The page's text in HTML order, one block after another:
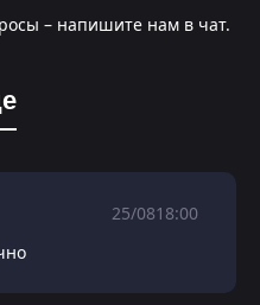
– напишите нам в чат.
25/0818:00